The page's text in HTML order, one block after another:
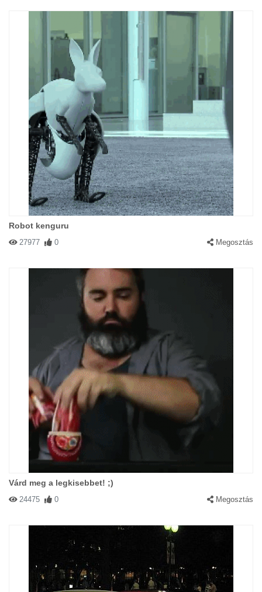
Robot kenguru
27977 0 Megosztás
Várd meg a legkisebbet! ;)
24475 0 Megosztás